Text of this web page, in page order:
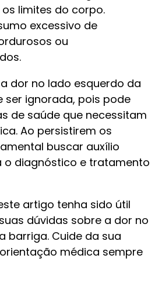
limites do corpo.
excessivo de
ou
dor no lado esquerdo da
ser ignorada, pois pode
de saúde que necessitam
Ao persistirem os
buscar auxílio
o diagnóstico e tratamento
artigo tenha sido útil
dúvidas sobre a dor no
barriga. Cuide da sua
médica sempre